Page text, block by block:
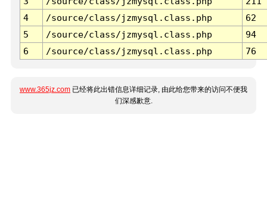
4
/source/class/jzmysql.class.php
62
5
/source/class/jzmysql.class.php
94
6
/source/class/jzmysql.class.php 76
www.365jz.com 已经将此出错信息详细记录, 由此给您带来的访问不便我
们深感歉意.